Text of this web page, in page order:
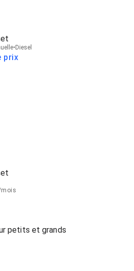
Diesel
prix
mois
petits et grands